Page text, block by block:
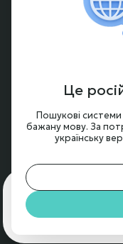
Аккумуляторы под
Условия
Контакты
© 2024 - 2026,
Це
Пошукові
бажану мову. За
українську
Для чего нам
чтобы
нашем